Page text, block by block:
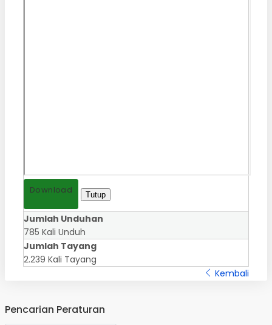
Download Tutup
Jumlah Unduhan
785 Kali Unduh
Jumlah Tayang
2.239 Kali Tayang
Kembali
Pencarian Peraturan